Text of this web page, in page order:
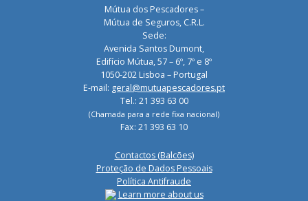
Mútua dos Pescadores –
Mútua de Seguros, C.R.L.
Sede:
Avenida Santos Dumont,
Edifício Mútua, 57 – 6º, 7º e 8º
1050-202 Lisboa – Portugal
E-mail: geral@mutuapescadores.pt
Tel.: 21 393 63 00
(Chamada para a rede fixa nacional)
Fax: 21 393 63 10
Contactos (Balcões)
Proteção de Dados Pessoais
Política Antifraude
Learn more about us